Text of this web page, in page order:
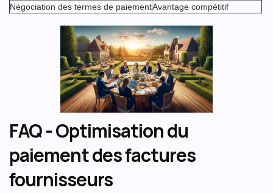
Négociation des termes de paiementAvantage compétitif
FAQ - Optimisation du
paiement des factures
fournisseurs